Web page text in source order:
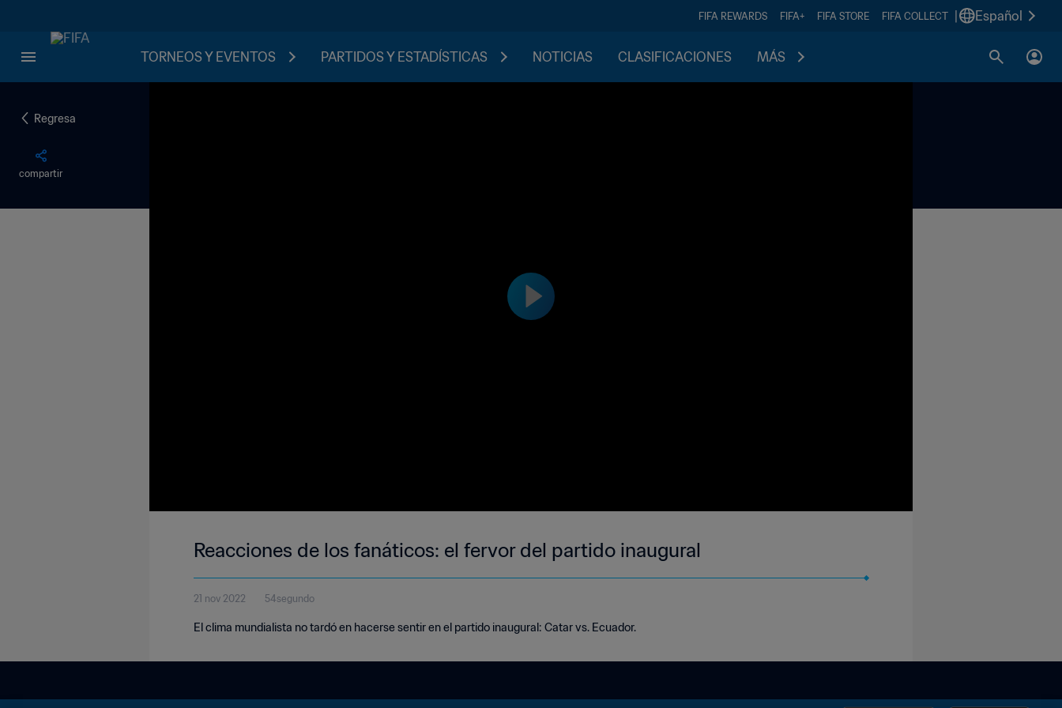
FIFA REWARDS FIFA+ FIFA STORE FIFA COLLECT Español
TORNEOS Y EVENTOS PARTIDOS Y ESTADÍSTICAS NOTICIAS CLASIFICACIONES MÁS
Regresa
compartir
Reacciones de los fanáticos: el fervor del partido inaugural
21 nov 2022 54segundo
El clima mundialista no tardó en hacerse sentir en el partido inaugural: Catar vs. Ecuador.